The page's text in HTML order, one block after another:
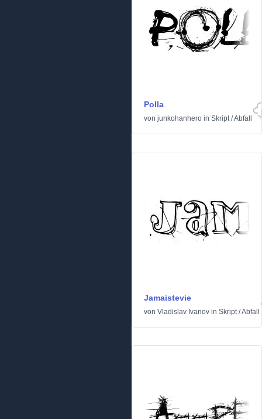
Polla
von junkohanhero in Skript/Abfall
Jamaistevie
von Vladislav Ivanov in Skript/Abfall